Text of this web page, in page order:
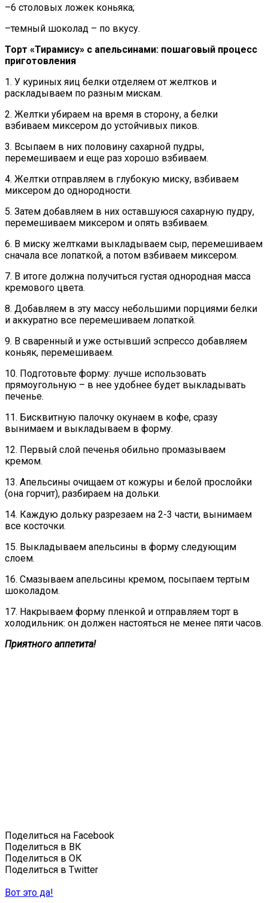
–6 столовых ложек коньяка;
–темный шоколад – по вкусу.
Торт «Тирамису» с апельсинами: пошаговый процесс
приготовления
1. У куриных яиц белки отделяем от желтков и
раскладываем по разным мискам.
2. Желтки убираем на время в сторону, а белки
взбиваем миксером до устойчивых пиков.
3. Всыпаем в них половину сахарной пудры,
перемешиваем и еще раз хорошо взбиваем.
4. Желтки отправляем в глубокую миску, взбиваем
миксером до однородности.
5. Затем добавляем в них оставшуюся сахарную пудру,
перемешиваем миксером и опять взбиваем.
6. В миску желтками выкладываем сыр, перемешиваем
сначала все лопаткой, а потом взбиваем миксером.
7. В итоге должна получиться густая однородная масса
кремового цвета.
8. Добавляем в эту массу небольшими порциями белки
и аккуратно все перемешиваем лопаткой.
9. В сваренный и уже остывший эспрессо добавляем
коньяк, перемешиваем.
10. Подготовьте форму: лучше использовать
прямоугольную – в нее удобнее будет выкладывать
печенье.
11. Бисквитную палочку окунаем в кофе, сразу
вынимаем и выкладываем в форму.
12. Первый слой печенья обильно промазываем
кремом.
13. Апельсины очищаем от кожуры и белой прослойки
(она горчит), разбираем на дольки.
14. Каждую дольку разрезаем на 2-3 части, вынимаем
все косточки.
15. Выкладываем апельсины в форму следующим
слоем.
16. Смазываем апельсины кремом, посыпаем тертым
шоколадом.
17. Накрываем форму пленкой и отправляем торт в
холодильник: он должен настояться не менее пяти часов.
Приятного аппетита!
Поделиться на Facebook
Поделиться в ВК
Поделиться в ОК
Поделиться в Twitter
Вот это да!